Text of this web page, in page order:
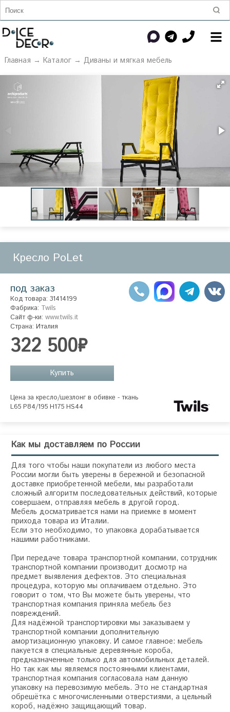
Главная → Каталог→ Диваны и мягкая мебель
Кресло PoLet
под заказ
Код товара: 31414199
Фабрика: Twils
Сайт ф-ки: www.twils.it
Страна: Италия
322 500₽
Купить
Цена за кресло/шезлонг в обивке - ткань
L65 P84/195 H175 HS44
Как мы доставляем по России
Для того чтобы наши покупатели из любого места
России могли быть уверены в бережной и безопасной
доставке приобретенной мебели, мы разработали
сложный алгоритм последовательных действий, которые
совершаем, отправляя мебель в другой город.
Мебель досматривается нами на приемке в момент
прихода товара из Италии.
Если это необходимо, то упаковка дорабатывается
нашими работниками.
При передаче товара транспортной компании, сотрудник
транспортной компании производит досмотр на
предмет выявления дефектов. Это специальная
процедура, которую мы оплачиваем отдельно. Это
говорит о том, что Вы можете быть уверены, что
транспортная компания приняла мебель без
повреждений.
Для надёжной транспортировки мы заказываем у
транспортной компании дополнительную
амортизационную упаковку. И самое главное: мебель
пакуется в специальные деревянные короба,
предназначенные только для автомобильных деталей.
Но так как мы являемся постоянными клиентами,
транспортная компания согласовала нам данную
упаковку на перевозимую мебель. Это не стандартная
обрешётка с многочисленными отверстиями, а цельный
короб, надёжно защищающий товар.